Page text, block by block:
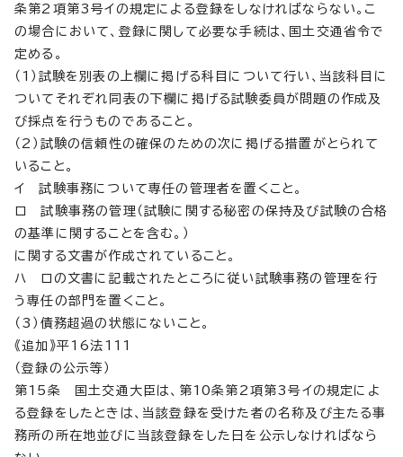
条第2項第3号イの規定による登録をしなければならない。こ
の場合において、登録に関して必要な手続は、国土交通省令で
定める。
（1）試験を別表の上欄に掲げる科目について行い、当該科目に
ついてそれぞれ同表の下欄に掲げる試験委員が問題の作成及
び採点を行うものであること。
（2）試験の信頼性の確保のための次に掲げる措置がとられて
いること。
イ 試験事務について専任の管理者を置くこと。
ロ 試験事務の管理（試験に関する秘密の保持及び試験の合格
の基準に関することを含む。）
に関する文書が作成されていること。
ハ ロの文書に記載されたところに従い試験事務の管理を行
う専任の部門を置くこと。
（3）債務超過の状態にないこと。
《追加》平16法111
（登録の公示等）
第15条 国土交通大臣は、第10条第2項第3号イの規定によ
る登録をしたときは、当該登録を受けた者の名称及び主たる事
務所の所在地並びに当該登録をした日を公示しなければなら